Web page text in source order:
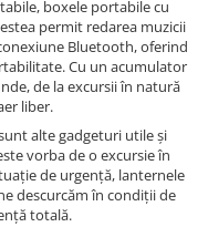
boxele portabile cu
permit redarea muzicii
Bluetooth, oferind
Cu un acumulator
de la excursii în natură
liber.
alte gadgeturi utile și
vorba de o excursie în
de urgență, lanternele
descurcăm în condiții de
totală.